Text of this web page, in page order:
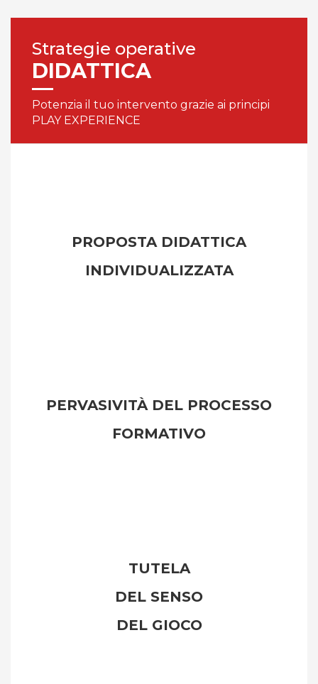
Strategie operative
DIDATTICA
Potenzia il tuo intervento grazie ai principi
PLAY EXPERIENCE
PROPOSTA DIDATTICA
INDIVIDUALIZZATA
PERVASIVITÀ DEL PROCESSO
FORMATIVO
TUTELA
DEL SENSO
DEL GIOCO